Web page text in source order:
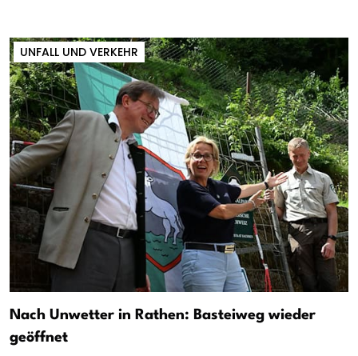
UNFALL UND VERKEHR
Nach Unwetter in Rathen: Basteiweg wieder
geöffnet